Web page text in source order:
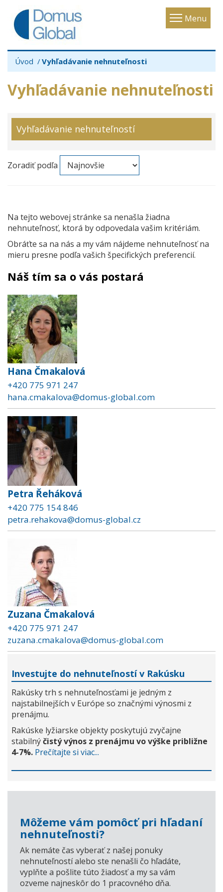
Menu
Toggle
Úvod Vyhľadávanie nehnuteľnosti
Vyhľadávanie nehnuteľnosti
Vyhľadávanie nehnuteľností
Zoradiť podľa
Na tejto webovej stránke sa nenašla žiadna
nehnuteľnosť, ktorá by odpovedala vašim kritériám.
Obráťte sa na nás a my vám nájdeme nehnuteľnosť na
mieru presne podľa vašich špecifických preferencií.
Náš tím sa o vás postará
Hana Čmakalová
+420 775 971 247
hana.cmakalova@domus-global.com
Petra Řeháková
+420 775 154 846
petra.rehakova@domus-global.cz
Zuzana Čmakalová
+420 775 971 247
zuzana.cmakalova@domus-global.com
Investujte do nehnuteľností v Rakúsku
Rakúsky trh s nehnuteľnosťami je jedným z
najstabilnejších v Európe so značnými výnosmi z
prenájmu.
Rakúske lyžiarske objekty poskytujú zvyčajne
stabilnýčistý výnos z prenájmu vo výške približne
4-7%. Prečítajte si viac...
Môžeme vám pomôcť pri hľadaní
nehnuteľnosti?
Ak nemáte čas vyberať z našej ponuky
nehnuteľností alebo ste nenašli čo hľadáte,
vyplňte a pošlite túto žiadosť a my sa vám
ozveme najneskôr do 1 pracovného dňa.